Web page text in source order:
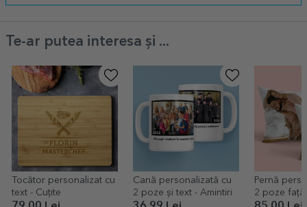
Te-ar putea interesa și ...
Tocător personalizat cu
text - Cuțite
Cană personalizată cu
2 poze și text - Amintiri
Pernă
2 poze